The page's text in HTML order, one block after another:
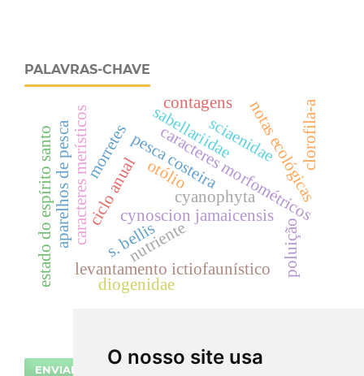
O nosso site usa
PALAVRAS-CHAVE
pesca costeira
morretes
cynoscion jamaicensis
caracteres morfométricos
caracteres merísticos nutriente
notas ecológicas
ciclo anual
levantamento ictiofaunístico
aparelhos de pesca otólio
cyanophyta
estado do espírito santo s. bellis poluição
clorofila-a
sabellariidaesciaenidae
contagens
diogenidae
ENVIAR SUBMISSÃO